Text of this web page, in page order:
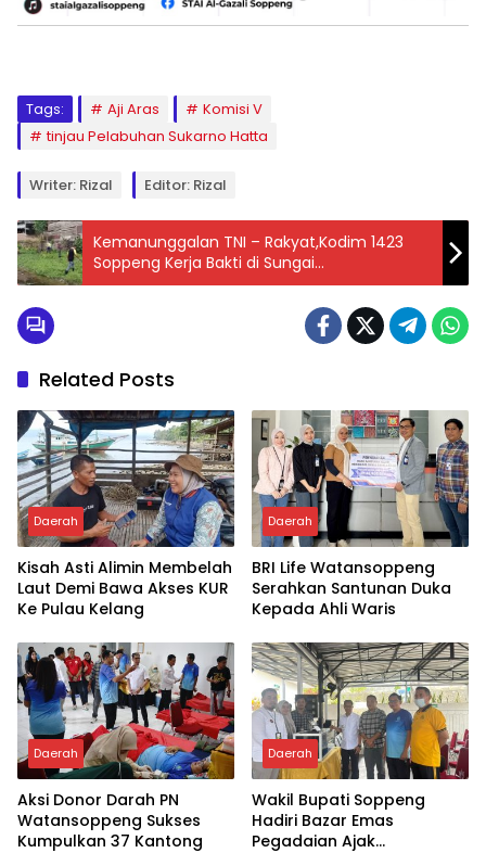
Tags: Aji Aras
Komisi V
tinjau Pelabuhan Sukarno Hatta
Writer: Rizal Editor: Rizal
Kemanunggalan TNI – Rakyat,Kodim 1423
Soppeng Kerja Bakti di Sungai
Mattiroponcing
Related Posts
Daerah
Kisah Asti Alimin Membelah
Laut Demi Bawa Akses KUR
Ke Pulau Kelang
Daerah
BRI Life Watansoppeng
Serahkan Santunan Duka
Kepada Ahli Waris
Daerah
Aksi Donor Darah PN
Watansoppeng Sukses
Kumpulkan 37 Kantong
Daerah
Wakil Bupati Soppeng
Hadiri Bazar Emas
Pegadaian Ajak